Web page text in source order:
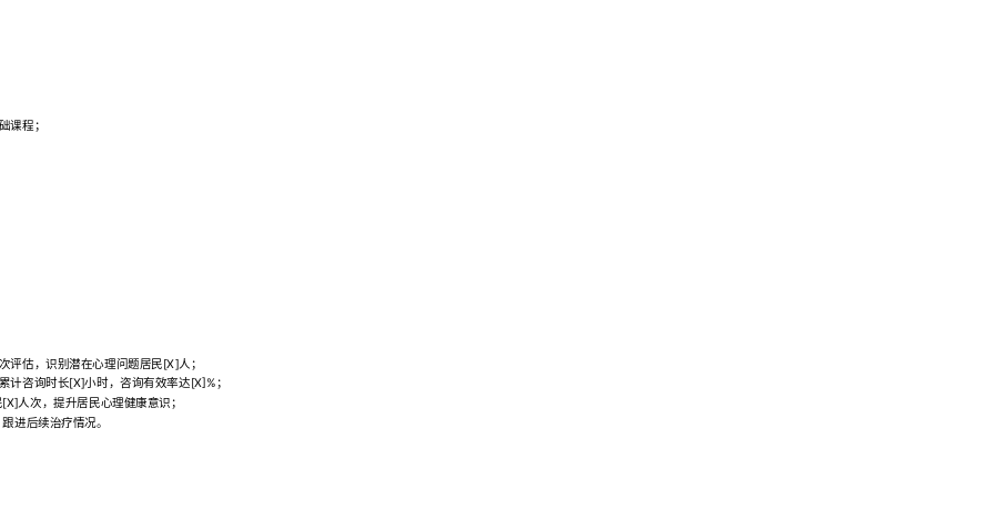
课程；
估，识别潜在心理问题居民[X]人；
计咨询时长[X]小时，咨询有效率达[X]%；
人次，提升居民心理健康意识；
进后续治疗情况。